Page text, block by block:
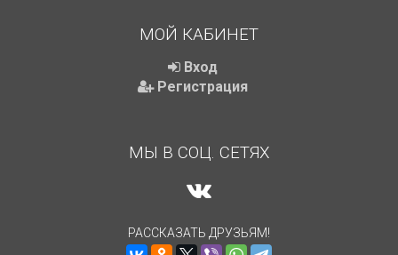
МОЙ КАБИНЕТ
Вход
Регистрация
МЫ В СОЦ. СЕТЯХ
РАССКАЗАТЬ ДРУЗЬЯМ!